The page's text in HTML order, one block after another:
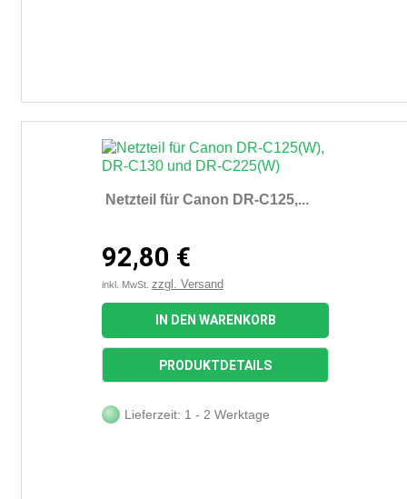
Netzteil für Canon DR-C125,...
92,80 €
inkl. MwSt. zzgl. Versand
IN DEN WARENKORB
PRODUKTDETAILS
Lieferzeit: 1 - 2 Werktage